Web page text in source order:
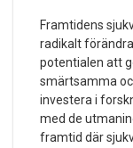
Framtidens
radikalt
potentialen att
smärtsamma
investera i
med de
framtid där